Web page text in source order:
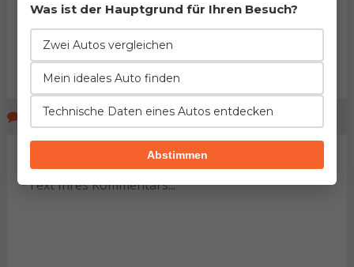
Kommentare der Seitenbeucher
Was ist der Hauptgrund für Ihren Besuch?
Zwei Autos vergleichen
Mein ideales Auto finden
Technische Daten eines Autos entdecken
Abstimmen